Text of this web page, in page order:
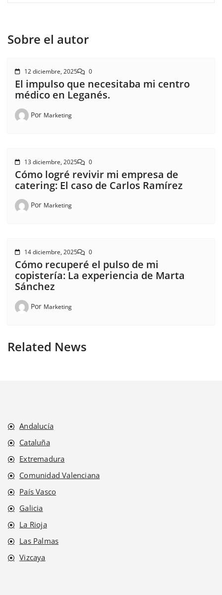
Sobre el autor
Related News
14 diciembre, 2025 0
Cómo recuperé el pulso de mi
copistería: La experiencia de Marta
Sánchez
Por Marketing
13 diciembre, 2025 0
Cómo logré revivir mi empresa de
catering: El caso de Carlos Ramírez
Por Marketing
12 diciembre, 2025 0
El impulso que necesitaba mi centro
médico en Leganés.
Por Marketing
Andalucía
Cataluña
Extremadura
Comunidad Valenciana
País Vasco
Galicia
La Rioja
Las Palmas
Vizcaya